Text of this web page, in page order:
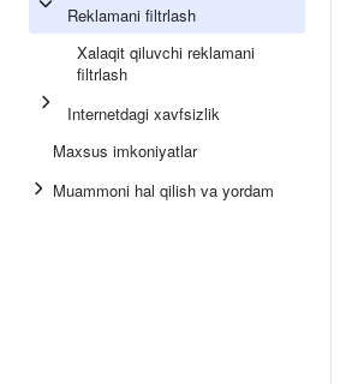
Reklamani filtrlash
Xalaqit qiluvchi reklamani
filtrlash
Internetdagi xavfsizlik
Maxsus imkoniyatlar
Muammoni hal qilish va yordam